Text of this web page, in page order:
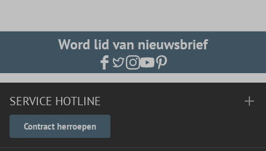
Word lid van nieuwsbrief
SERVICE HOTLINE
Contract herroepen